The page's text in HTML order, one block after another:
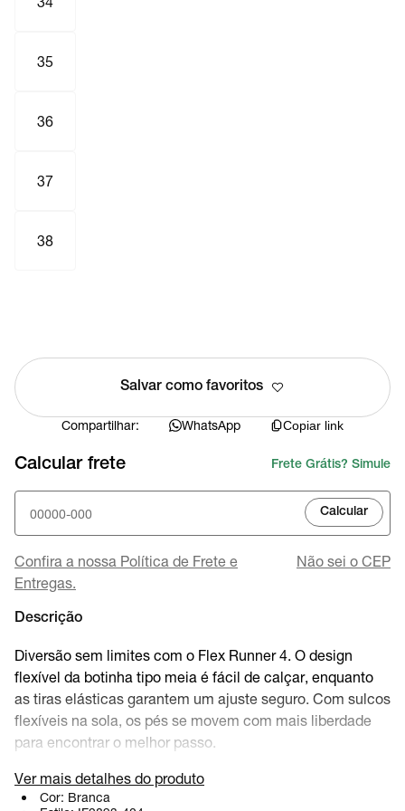
35
36
37
38
Salvar como favoritos
Compartilhar: WhatsApp Copiar link
Calcular frete Frete Grátis? Simule
Calcular
Confira a nossa Política de Frete e
Entregas.
Não sei o CEP
Descrição
Diversão sem limites com o Flex Runner 4. O design
flexível da botinha tipo meia é fácil de calçar, enquanto
as tiras elásticas garantem um ajuste seguro. Com sulcos
flexíveis na sola, os pés se movem com mais liberdade
para encontrar o melhor passo.
Conforto durável
Ver mais detalhes do produto
Cor: Branca